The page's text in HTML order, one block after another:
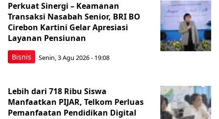
Bisnis
Perkuat Sinergi – Keamanan
Transaksi Nasabah Senior, BRI BO
Cirebon Kartini Gelar Apresiasi
Layanan Pensiunan
Senin, 3 Agu 2026 - 19:08
Lebih dari 718 Ribu Siswa
Manfaatkan PIJAR, Telkom Perluas
Pemanfaatan Pendidikan Digital